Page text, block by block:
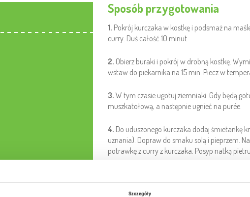
Szczegóły
Sposób przygotowania
1. Pokrój kurczaka w kostkę i podsmaż na
curry. Duś całość 10 minut.
2. Obierz buraki i pokrój w drobną kostkę.
wstaw do piekarnika na 15 min. Piecz w
3. W tym czasie ugotuj ziemniaki. Gdy będą
muszkatołową, a następnie ugnieć na purée.
4. Do uduszonego kurczaka dodaj śmietankę
uznania). Dopraw do smaku solą i pieprzem.
potrawkę z curry z kurczaka. Posyp natką